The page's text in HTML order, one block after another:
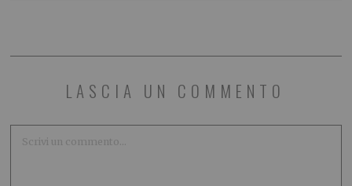
LASCIA UN COMMENTO